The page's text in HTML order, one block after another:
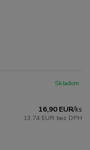
16,90 EUR/ks
13,74 EUR bez DPH
Skladom